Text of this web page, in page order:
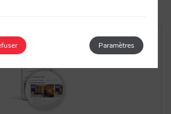
Paramètres